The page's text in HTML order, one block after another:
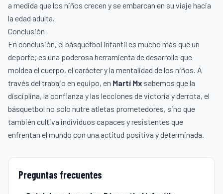
a medida que los niños crecen y se embarcan en su viaje hacia
la edad adulta.
Conclusión
En conclusión, el básquetbol infantil es mucho más que un
deporte; es una poderosa herramienta de desarrollo que
moldea el cuerpo, el carácter y la mentalidad de los niños. A
través del trabajo en equipo, en Martí Mx sabemos que la
disciplina, la confianza y las lecciones de victoria y derrota, el
básquetbol no solo nutre atletas prometedores, sino que
también cultiva individuos capaces y resistentes que
enfrentan el mundo con una actitud positiva y determinada.
Preguntas frecuentes